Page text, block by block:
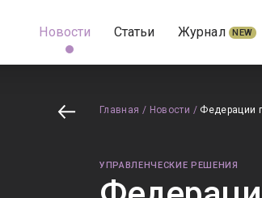
Новости Статьи Журнал NEW
Главная / Новости / Федерации
УПРАВЛЕНЧЕСКИЕ РЕШЕНИЯ